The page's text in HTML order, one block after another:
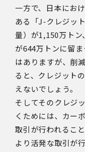
一方で、日本にお
ある「J-クレジッ
量）が1,150万ト
が644万トンに留
はありますが、削
ると、クレジット
えないでしょう。
そしてそのクレジ
くためには、カー
取引が行われるこ
より活発な取引が